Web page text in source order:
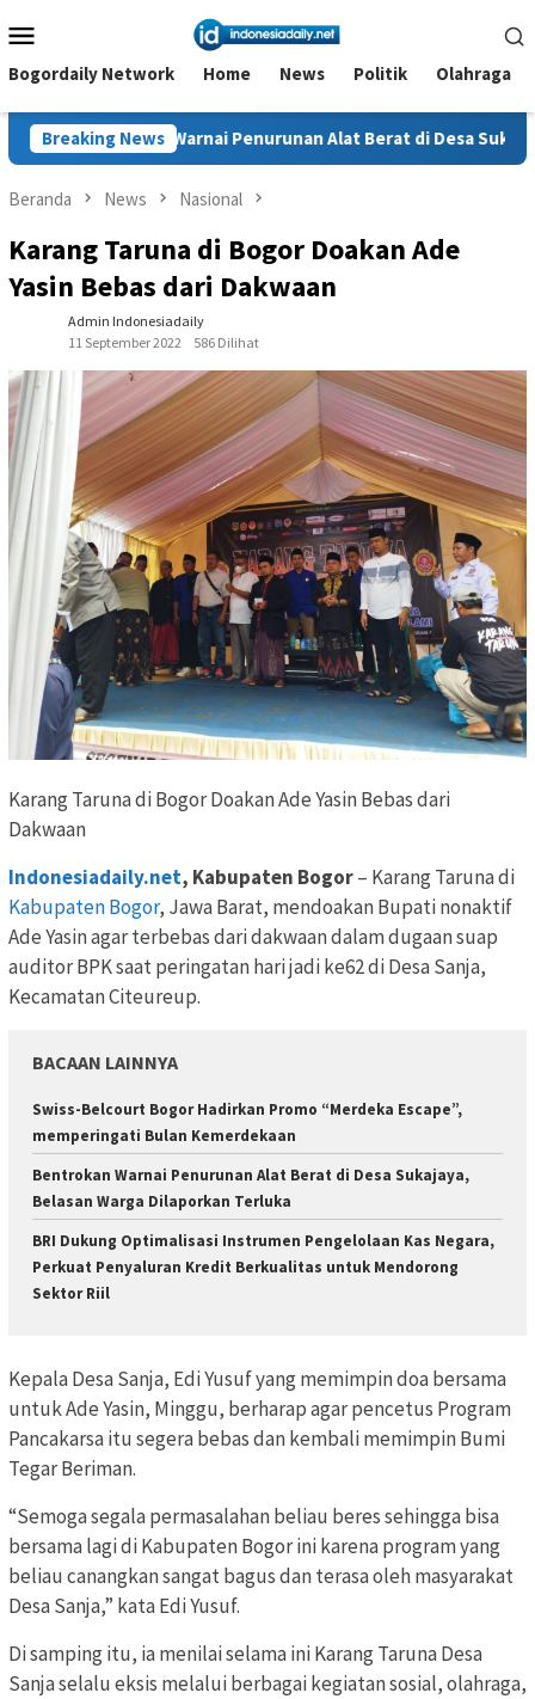
ke
kontenMobile
Bogordaily Network Home News Politik Olahraga
Breaking News
Penurunan Alat Berat di Desa Sukajaya, Belasan Warga
Beranda News Nasional
Karang Taruna di Bogor Doakan Ade
Yasin Bebas dari Dakwaan
Admin Indonesiadaily
11 September 2022
586 Dilihat
Karang Taruna di Bogor Doakan Ade Yasin Bebas dari
Dakwaan
Indonesiadaily.net, Kabupaten Bogor– Karang Taruna di
Kabupaten Bogor, Jawa Barat, mendoakan Bupati nonaktif
Ade Yasin agar terbebas dari dakwaan dalam dugaan suap
auditor BPK saat peringatan hari jadi ke62 di Desa Sanja,
Kecamatan Citeureup.
BACAAN LAINNYA
Swiss-Belcourt Bogor Hadirkan Promo “Merdeka Escape”,
memperingati Bulan Kemerdekaan
Bentrokan Warnai Penurunan Alat Berat di Desa Sukajaya,
Belasan Warga Dilaporkan Terluka
BRI Dukung Optimalisasi Instrumen Pengelolaan Kas Negara,
Perkuat Penyaluran Kredit Berkualitas untuk Mendorong
Sektor Riil
Kepala Desa Sanja, Edi Yusuf yang memimpin doa bersama
untuk Ade Yasin, Minggu, berharap agar pencetus Program
Pancakarsa itu segera bebas dan kembali memimpin Bumi
Tegar Beriman.
“Semoga segala permasalahan beliau beres sehingga bisa
bersama lagi di Kabupaten Bogor ini karena program yang
beliau canangkan sangat bagus dan terasa oleh masyarakat
Desa Sanja,” kata Edi Yusuf.
Di samping itu, ia menilai selama ini Karang Taruna Desa
Sanja selalu eksis melalui berbagai kegiatan sosial, olahraga,